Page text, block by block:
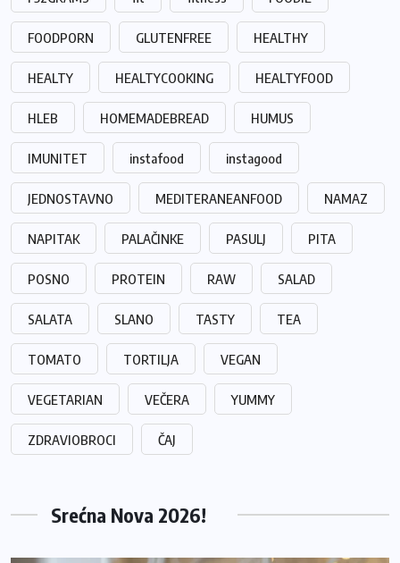
FOODPORN GLUTENFREE HEALTHY
HEALTY HEALTYCOOKING HEALTYFOOD
HLEB HOMEMADEBREAD HUMUS
IMUNITET instafood instagood
JEDNOSTAVNO MEDITERANEANFOOD NAMAZ
NAPITAK PALAČINKE PASULJ PITA
POSNO PROTEIN RAW SALAD
SALATA SLANO TASTY TEA
TOMATO TORTILJA VEGAN
VEGETARIAN VEČERA YUMMY
ZDRAVIOBROCI ČAJ
Srećna Nova 2026!